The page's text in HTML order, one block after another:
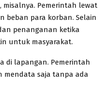
Pemerintah lewat
beban para korban. Selain
penanganan ketika
untuk masyarakat.
di lapangan. Pemerintah
mendata saja tanpa ada